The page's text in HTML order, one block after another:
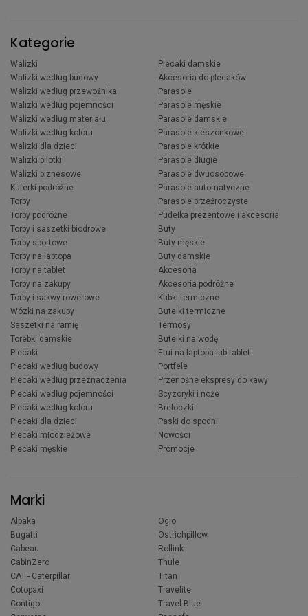
Kategorie
Walizki
Walizki według budowy
Walizki według przewoźnika
Walizki według pojemności
Walizki według materiału
Walizki według koloru
Walizki dla dzieci
Walizki pilotki
Walizki biznesowe
Kuferki podróżne
Torby
Torby podróżne
Torby i saszetki biodrowe
Torby sportowe
Torby na laptopa
Torby na tablet
Torby na zakupy
Torby i sakwy rowerowe
Wózki na zakupy
Saszetki na ramię
Torebki damskie
Plecaki
Plecaki według budowy
Plecaki według przeznaczenia
Plecaki według pojemności
Plecaki według koloru
Plecaki dla dzieci
Plecaki młodzieżowe
Plecaki męskie
Plecaki damskie
Akcesoria do plecaków
Parasole
Parasole męskie
Parasole damskie
Parasole kieszonkowe
Parasole krótkie
Parasole długie
Parasole dwuosobowe
Parasole automatyczne
Parasole przeźroczyste
Pudełka prezentowe i akcesoria
Buty
Buty męskie
Buty damskie
Akcesoria
Akcesoria podróżne
Kubki termiczne
Butelki termiczne
Termosy
Butelki na wodę
Etui na laptopa lub tablet
Portfele
Przenośne ekspresy do kawy
Scyzoryki i noże
Breloczki
Paski do spodni
Nowości
Promocje
Marki
Alpaka
Bugatti
Cabeau
CabinZero
CAT - Caterpillar
Cotopaxi
Contigo
Ogio
Ostrichpillow
Rollink
Thule
Titan
Travelite
Travel Blue